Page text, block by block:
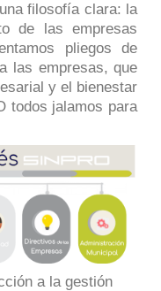
filosofía clara: la
de las empresas
pliegos de
las empresas, que
y el bienestar
todos jalamos para
a la gestión